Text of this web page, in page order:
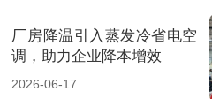
厂房降温引入蒸发冷省电空
调，助力企业降本增效
2026-06-17